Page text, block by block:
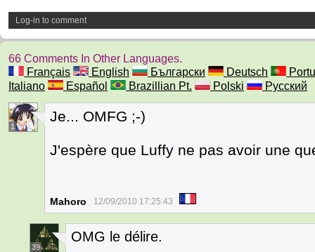
Log-in to comment
66 Comments In Other Languages.
Français
English Български Deutsch
Italiano
Español Brazillian Pt. Polski Русский
1
Je... OMFG ;-)
J'espère que Luffy ne pas avoir une
Mahoro 12/09/2010 17:25:43
39
OMG le délire.